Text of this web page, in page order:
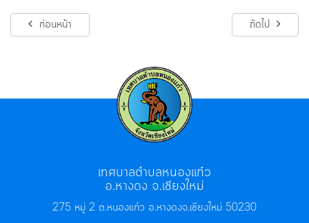
ก่อนหน้า ถัดไป
275 หมู่ 2 ต.หนองแก๋ว อ.หางดงจ.เชียงใหม่ 50230
เทศบาลตำบลหนองแก๋ว
อ.หางดง จ.เชียงใหม่